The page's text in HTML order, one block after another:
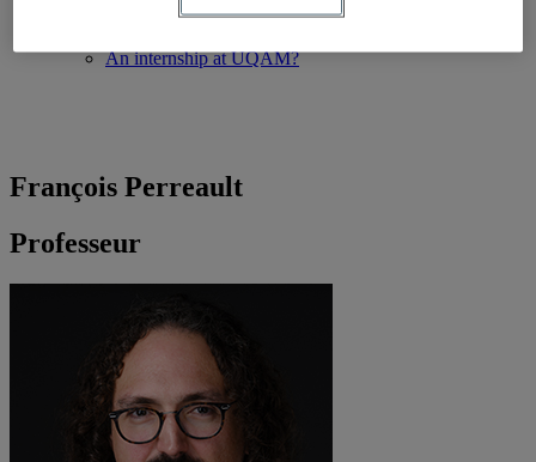
Financial aid
An internship at UQAM?
François Perreault
Professeur